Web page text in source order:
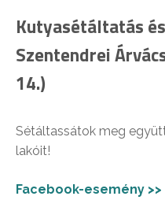
Kutyasétáltatás
Szentendrei
14.)
Sétáltassátok meg
lakóit!
Facebook-esemény >>